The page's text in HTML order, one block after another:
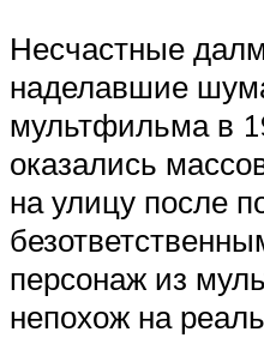
Несчастные
наделавшие
мультфильма в
оказались
на улицу после
персонаж из
непохож на